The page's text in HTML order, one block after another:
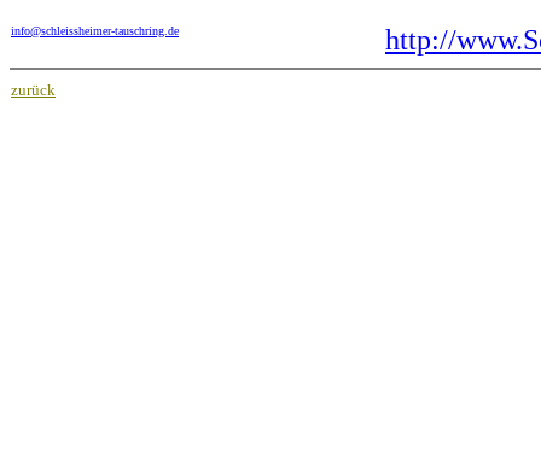
info@schleissheimer-tauschring.de http://
zurück